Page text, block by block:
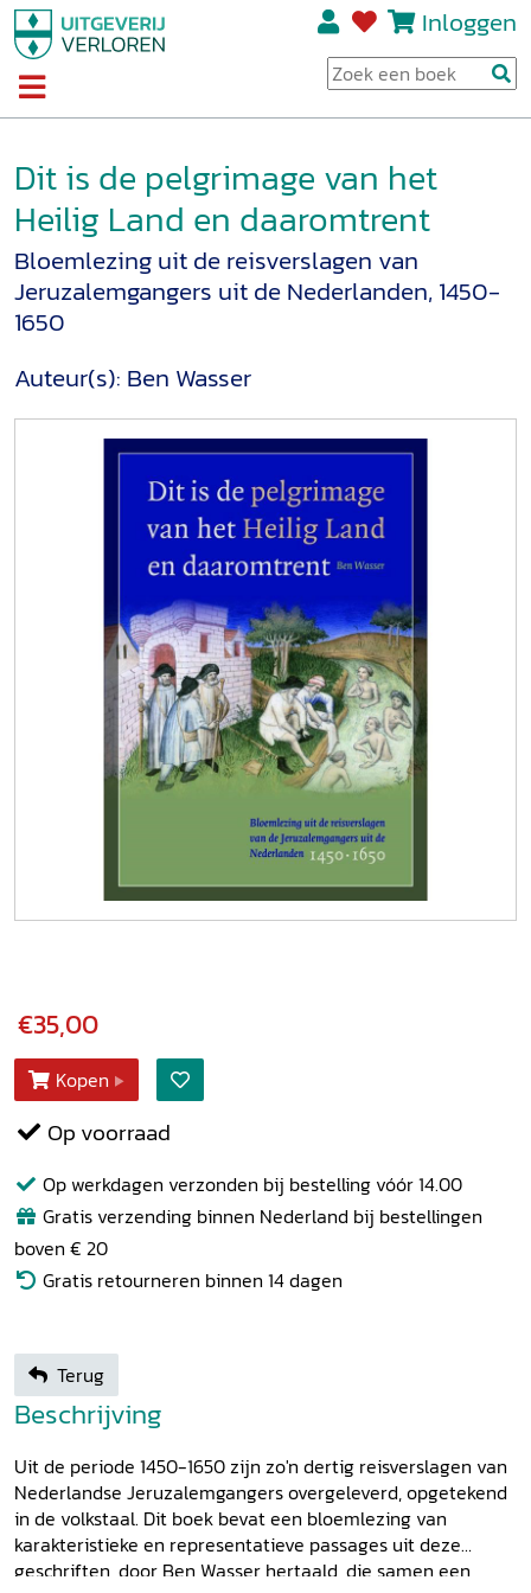
Inloggen
Dit is de pelgrimage van het
Heilig Land en daaromtrent
Bloemlezing uit de reisverslagen van
Jeruzalemgangers uit de Nederlanden, 1450-
1650
Auteur(s): Ben Wasser
€35,00
Kopen
Op voorraad
Op werkdagen verzonden bij bestelling vóór 14.00
Gratis verzending binnen Nederland bij bestellingen
boven € 20
Gratis retourneren binnen 14 dagen
Terug
Beschrijving
Uit de periode 1450-1650 zijn zo'n dertig reisverslagen van
Nederlandse Jeruzalemgangers overgeleverd, opgetekend
in de volkstaal. Dit boek bevat een bloemlezing van
karakteristieke en representatieve passages uit deze
geschriften, door Ben Wasser hertaald, die samen een